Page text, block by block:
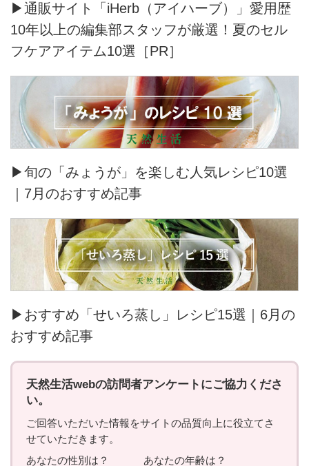
▶通販サイト「iHerb（アイハーブ）」愛用歴
10年以上の編集部スタッフが厳選！夏のセル
フケアアイテム10選［PR］
▶旬の「みょうが」を楽しむ人気レシピ10選
｜7月のおすすめ記事
▶おすすめ「せいろ蒸し」レシピ15選｜6月の
おすすめ記事